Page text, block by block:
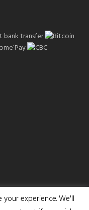
experience. We'll